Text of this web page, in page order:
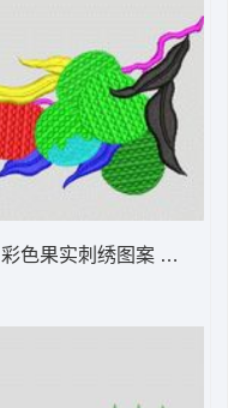
彩色果实刺绣图案 大花样